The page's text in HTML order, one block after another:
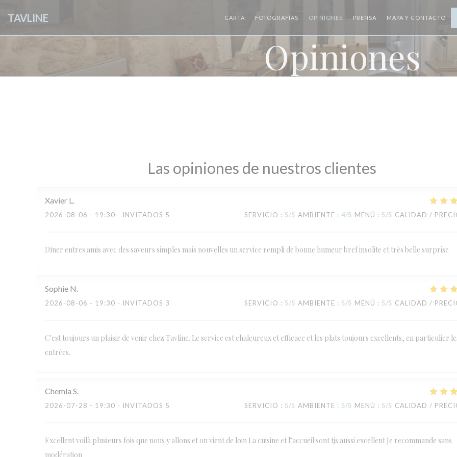
TAVLINE CARTA FOTOGRAFÍAS OPINIONES PRENSA MAPA Y CONTACTO
Opiniones
Las opiniones de nuestros clientes
Xavier L
2026-08-06 - 19:30 - INVITADOS 5 SERVICIO : 5/5 AMBIENTE : 4/5 MENÚ : 5/5 CALIDAD /
Dîner entres amis avec des saveurs simples mais nouvelles un service rempli de bonne humeur bref insolite et très belle surprise
Sophie N
2026-08-06 - 19:30 - INVITADOS 3 SERVICIO : 5/5 AMBIENTE : 5/5 MENÚ : 5/5 CALIDAD /
C'est toujours un plaisir de venir chez Tavline. Le service est chaleureux et efficace et les plats toujours excellents, en particulier
entrées.
Chemla S
2026-07-28 - 19:30 - INVITADOS 5 SERVICIO : 5/5 AMBIENTE : 5/5 MENÚ : 5/5 CALIDAD /
Excellent voilà plusieurs fois que nous y allons et on vient de loin La cuisine et l’accueil sont tjs aussi excellent Je recommande sans
modération